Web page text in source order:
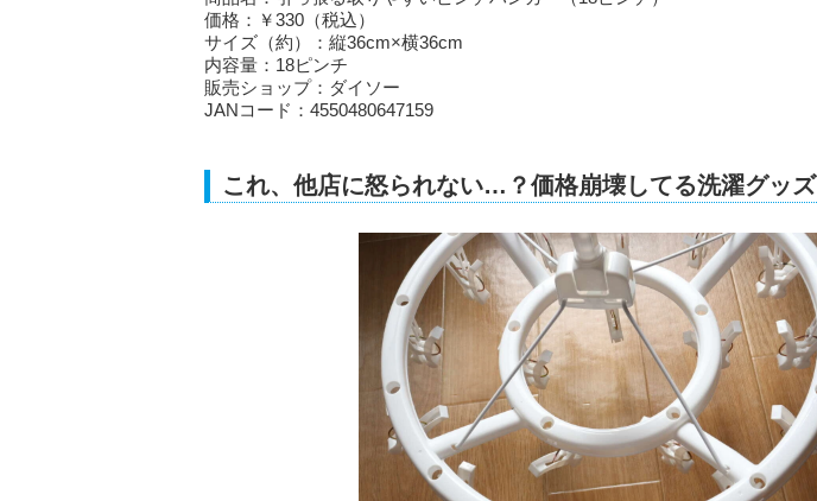
価格：￥330（税込）
サイズ（約）：縦36cm×横36cm
内容量：18ピンチ
販売ショップ：ダイソー
JANコード：4550480647159
これ、他店に怒られない…？価格崩壊してる洗濯グッズ